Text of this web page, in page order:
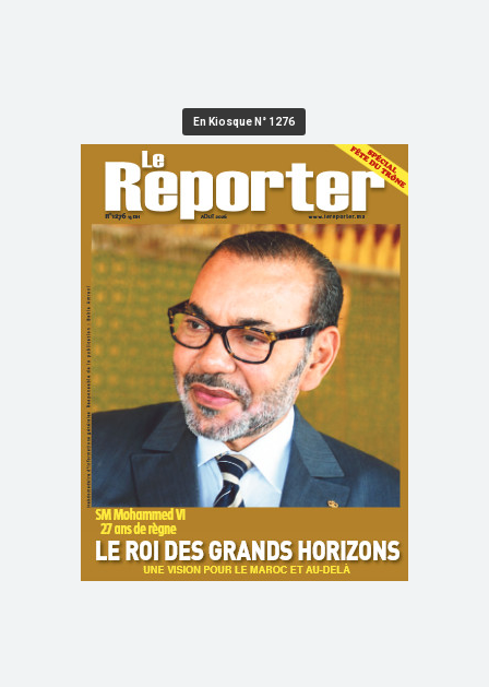
En Kiosque N° 1276